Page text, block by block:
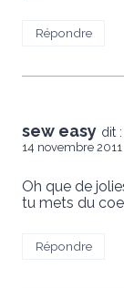
Répondre
sew easy dit :
14 novembre 2011
Oh que de
tu mets du
Répondre